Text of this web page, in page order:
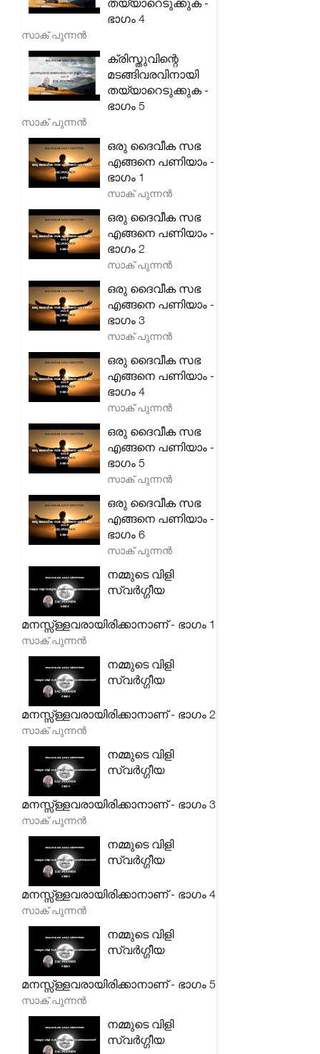
തയ്യാറെടുക്കുക -
ഭാഗം 4
സാക് പുന്നൻ
ക്രിസ്തുവിന്റെ
മടങ്ങിവരവിനായി
തയ്യാറെടുക്കുക -
ഭാഗം 5
സാക് പുന്നൻ
ഒരു ദൈവീക സഭ
എങ്ങനെ പണിയാം -
ഭാഗം 1
സാക് പുന്നൻ
ഒരു ദൈവീക സഭ
എങ്ങനെ പണിയാം -
ഭാഗം 2
സാക് പുന്നൻ
ഒരു ദൈവീക സഭ
എങ്ങനെ പണിയാം -
ഭാഗം 3
സാക് പുന്നൻ
ഒരു ദൈവീക സഭ
എങ്ങനെ പണിയാം -
ഭാഗം 4
സാക് പുന്നൻ
ഒരു ദൈവീക സഭ
എങ്ങനെ പണിയാം -
ഭാഗം 5
സാക് പുന്നൻ
ഒരു ദൈവീക സഭ
എങ്ങനെ പണിയാം -
ഭാഗം 6
സാക് പുന്നൻ
നമ്മുടെ വിളി
സ്വർഗ്ഗീയ
മനസ്സ്ള്ളവരായിരിക്കാനാണ് - ഭാഗം 1
സാക് പുന്നൻ
നമ്മുടെ വിളി
സ്വർഗ്ഗീയ
മനസ്സ്ള്ളവരായിരിക്കാനാണ് - ഭാഗം 2
സാക് പുന്നൻ
നമ്മുടെ വിളി
സ്വർഗ്ഗീയ
മനസ്സ്ള്ളവരായിരിക്കാനാണ് - ഭാഗം 3
സാക് പുന്നൻ
നമ്മുടെ വിളി
സ്വർഗ്ഗീയ
മനസ്സ്ള്ളവരായിരിക്കാനാണ് - ഭാഗം 4
സാക് പുന്നൻ
നമ്മുടെ വിളി
സ്വർഗ്ഗീയ
മനസ്സ്ള്ളവരായിരിക്കാനാണ് - ഭാഗം 5
സാക് പുന്നൻ
നമ്മുടെ വിളി
സ്വർഗ്ഗീയ